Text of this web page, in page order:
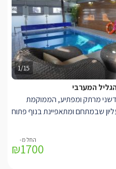
ישיבה וצמחיית נוי מעוצבת
לכל היחידות ישנו ג'קוזי ספא מפואר וענק ל-10 אנשים, מוקף קירות
1/15
המערבי
חדשני מרתק ומפתיע, הממוקמת
שבמתחם ומתאפיינת בנוף פתוח
ובריהוט יוקרתי ביותר, הכולל
₪1700